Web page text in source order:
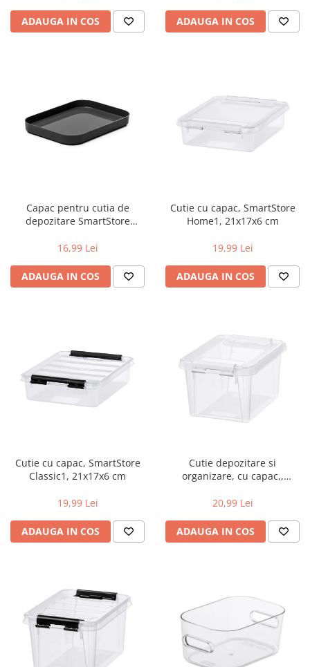
ADAUGA IN COS ADAUGA IN COS
Capac pentru cutia de
depozitare SmartStore
19.5x14.5x2.5 cm
16,99 Lei
ADAUGA IN COS
Cutie cu capac, SmartStore
Home1, 21x17x6 cm
19,99 Lei
ADAUGA IN COS
Cutie cu capac, SmartStore
Classic1, 21x17x6 cm
19,99 Lei
ADAUGA IN COS
Cutie depozitare si
organizare, cu capac,,
20x15x11 cm
20,99 Lei
ADAUGA IN COS